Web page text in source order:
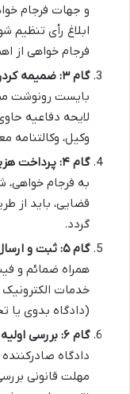
ابلاغ رأی
فرجام خواهی از
گام ۳: ضمیمه کردن مستندات لازم:
بایست رونوشت
لایحه دفاعیه
وکیل، وکالتنامه
گام ۴: پرداخت هزینه های دادرسی:
به فرجام
قضایی، باید از
گردد.
گام ۵: ثبت و ارسال دادخواست:
همراه ضمائم و
خدمات
(دادگاه بدوی یا
گام ۶: بررسی اولیه توسط دفتر دادگاه صادرکننده رأی:
دادگاه
مهلت قانونی